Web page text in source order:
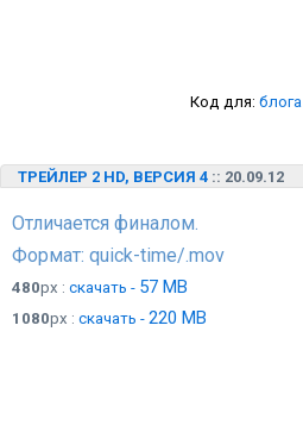
Код для: блога
ТРЕЙЛЕР 2 HD, ВЕРСИЯ 4 :: 20.09.12
Отличается финалом.
Формат: quick-time/.mov
480px : скачать - 57 MB
1080px : скачать - 220 MB